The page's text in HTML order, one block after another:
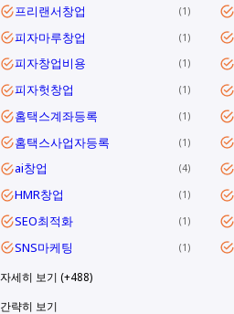
프리랜서창업 1
피자마루창업 1
피자창업비용 1
피자헛창업 1
홈택스계좌등록 1
홈택스사업자등록 1
ai창업 4
HMR창업 1
SEO최적화 1
SNS마케팅 1
자세히 보기 (+488)
간략히 보기